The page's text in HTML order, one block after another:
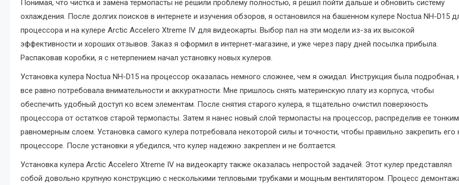
Понимая, что чистка и замена термопасты не решили проблему полностью, я решил пойти дальше и обновить систему
охлаждения. После долгих поисков в интернете и изучения обзоров, я остановился на башенном кулере Noctua NH-D15
процессора и на кулере Arctic Accelero Xtreme IV для видеокарты. Выбор пал на эти модели из-за их высокой
эффективности и хороших отзывов. Заказ я оформил в интернет-магазине, и уже через пару дней посылка прибыла.
Распаковав коробки, я с нетерпением начал установку новых кулеров.
Установка кулера Noctua NH-D15 на процессор оказалась немного сложнее, чем я ожидал. Инструкция была подробная,
все равно потребовала внимательности и аккуратности. Мне пришлось снять материнскую плату из корпуса, чтобы
обеспечить удобный доступ ко всем элементам. После снятия старого кулера, я тщательно очистил поверхность
процессора от остатков старой термопасты. Затем я нанес новый слой термопасты на процессор, распределив ее
равномерным слоем. Установка самого кулера потребовала некоторой силы и точности, чтобы правильно закрепить его
процессоре. После установки я убедился, что кулер надежно закреплен и не болтается.
Установка кулера Arctic Accelero Xtreme IV на видеокарту также оказалась непростой задачей. Этот кулер представлял
собой довольно крупную конструкцию с несколькими тепловыми трубками и мощным вентилятором. Процесс